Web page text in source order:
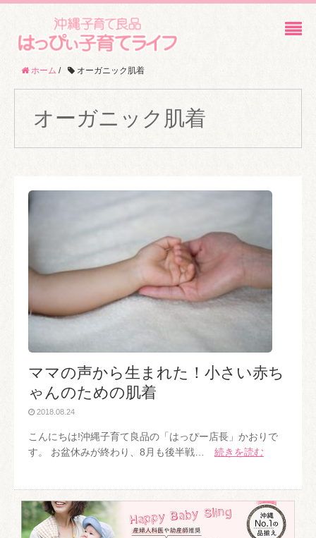
ホーム / オーガニック肌着
オーガニック肌着
ママの声から生まれた！小さい赤ち
ゃんのための肌着
2018.08.24
こんにちは!沖縄子育て良品の「はっぴー店長」かおりで
す。 お盆休みが終わり、8月も後半戦… 続きを読む